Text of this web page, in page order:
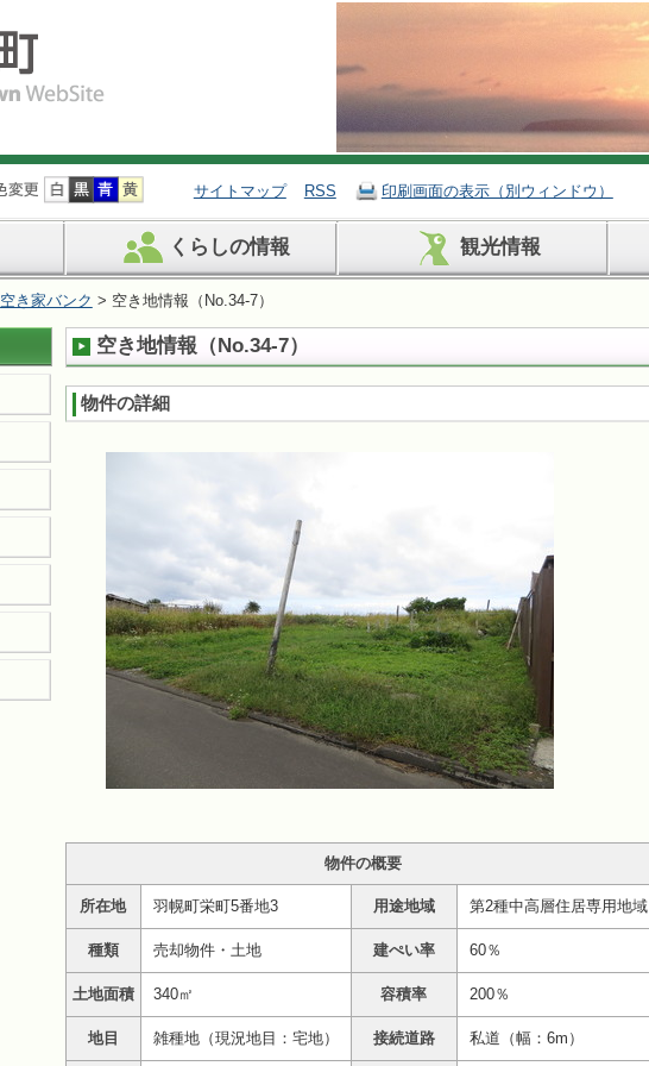
サイトマップ RSS 印刷画面の表示（別ウィンドウ）
くらしの情報 観光情報
空き家バンク > 空き地情報（No.34-7）
空き地情報（No.34-7）
物件の詳細
物件の概要
所在地 羽幌町栄町5番地3 用途地域 第2種中高層住居専用地域
種類 売却物件・土地 建ぺい率 60％
土地面積 340㎡ 容積率 200％
地目 雑種地（現況地目：宅地） 接続道路 私道（幅：6m）